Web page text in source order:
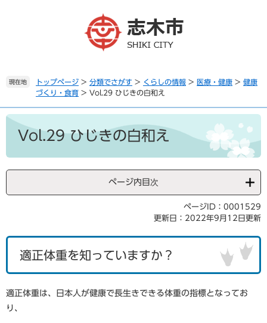
。
て
本
現在地 トップページ > 分類でさがす > くらしの情報 > 医療・健康 > 健康
づくり・食育 > Vol.29 ひじきの白和え
本
Vol.29 ひじきの白和え
ページ内目次
ページID：0001529
更新日：2022年9月12日更新
適正体重を知っていますか？
適正体重は、日本人が健康で長生きできる体重の指標となってお
り、